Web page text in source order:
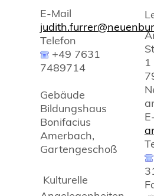
E-Mail
Telefon
+49 7631
7489714
Gebäude
Bildungshaus
Bonifacius
Amerbach,
Gartengeschoß
Kulturelle
1